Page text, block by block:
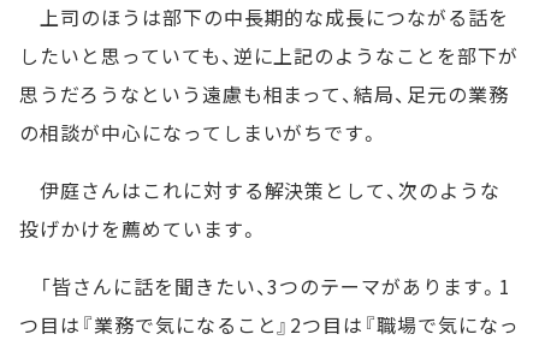
上司のほうは部下の中長期的な成長につながる話を
したいと思っていても、逆に上記のようなことを部下が
思うだろうなという遠慮も相まって、結局、足元の業務
の相談が中心になってしまいがちです。
伊庭さんはこれに対する解決策として、次のような
投げかけを薦めています。
「皆さんに話を聞きたい、3つのテーマがあります。1
つ目は『業務で気になること』2つ目は『職場で気になっ